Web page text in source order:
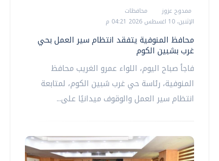
ممدوح عزوز
محافظات
الإثنين، 10 اغسطس 2026 04:21 م
محافظ المنوفية يتفقد انتظام سير العمل بحي
غرب بشبين الكوم
فاجأ صباح اليوم، اللواء عمرو الغريب محافظ
المنوفية، رئاسة حي غرب شبين الكوم، لمتابعة
انتظام سير العمل والوقوف ميدانيًا على...